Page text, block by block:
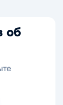
об